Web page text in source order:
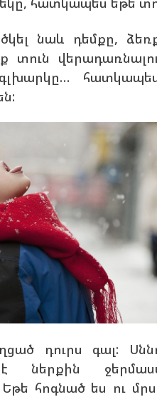
նաև դեմքը,
տուն
դուրս գալ:
ներքին
հոգնած ես ու